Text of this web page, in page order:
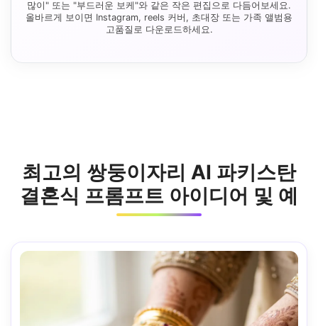
많이" 또는 "부드러운 보케"와 같은 작은 편집으로 다듬어보세요.
올바르게 보이면 Instagram, reels 커버, 초대장 또는 가족 앨범용
고품질로 다운로드하세요.
최고의 쌍둥이자리 AI 파키스탄
결혼식 프롬프트 아이디어 및 예